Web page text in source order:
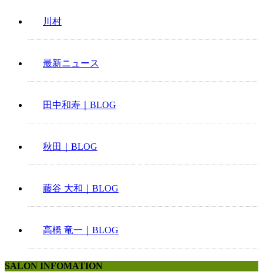
川村
最新ニュース
田中和寿｜BLOG
秋田｜BLOG
藤谷 大和｜BLOG
高橋 竜一｜BLOG
SALON INFOMATION